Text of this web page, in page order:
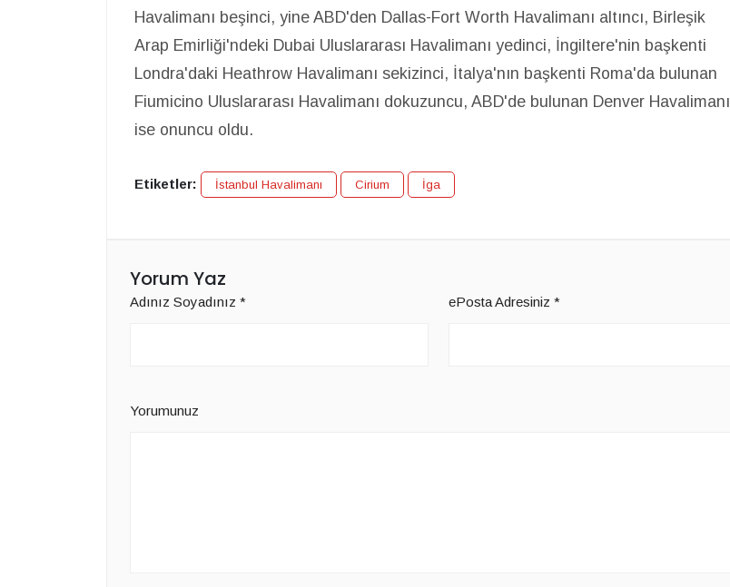
Havalimanı beşinci, yine ABD'den Dallas-Fort Worth Havalimanı altıncı, Birleşik
Arap Emirliği'ndeki Dubai Uluslararası Havalimanı yedinci, İngiltere'nin başkenti
Londra'daki Heathrow Havalimanı sekizinci, İtalya'nın başkenti Roma'da bulunan
Fiumicino Uluslararası Havalimanı dokuzuncu, ABD'de bulunan Denver Havalimanı
ise onuncu oldu.
Etiketler: İstanbul Havalimanı Cirium İga
Yorum Yaz
Adınız Soyadınız * ePosta Adresiniz *
Yorumunuz